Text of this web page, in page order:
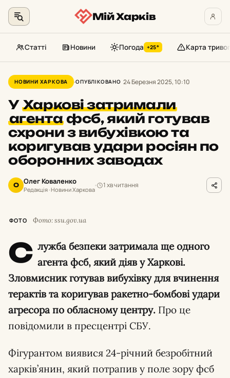
до
контенту
Мій Харків
Статті Новини Погода +25° Карта тривог
НОВИНИ ХАРКОВА ОПУБЛІКОВАНО 24 Березня 2025, 10:10
УХаркові затримали
агентафсб, який готував
схрони з вибухівкою та
коригував удари росіян по
оборонних заводах
О Олег Коваленко
Редакція · Новини Харкова
1 хв читання
ФОТО Фото: ssu.gov.ua
С лужба безпеки затримала ще одного
агента фсб, який діяв у Харкові.
Зловмисник готував вибухівку для вчинення
терактів та коригував ракетно-бомбові удари
агресора по обласному центру. Про це
повідомили в пресцентрі СБУ.
Фігурантом виявися 24-річний безробітний
харків’янин, який потрапив у поле зору фсб